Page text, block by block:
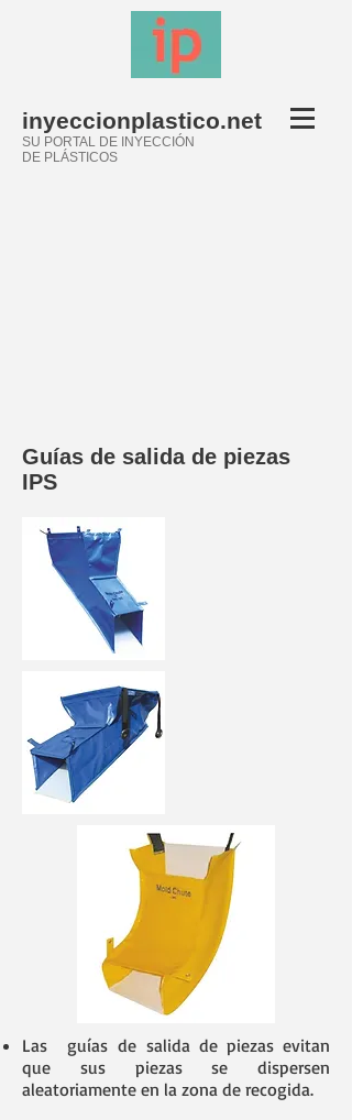
inyeccionplastico.net
SU PORTAL DE INYECCIÓN
DE PLÁSTICOS
Guías de salida de piezas
IPS
Las guías de salida de piezas evitan
que sus piezas se dispersen
aleatoriamente en la zona de recogida.